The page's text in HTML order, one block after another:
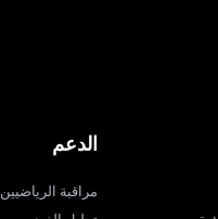
الدعم
مراقبة الرياضيين